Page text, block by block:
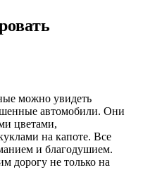
можно увидеть
автомобили. Они
цветами,
на капоте. Все
и благодушием.
дорогу не только на